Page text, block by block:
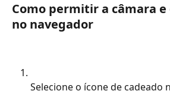
Como permitir a câmara
no navegador
Selecione o ícone de cadeado